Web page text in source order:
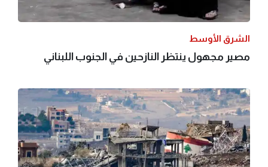
الشرق الأوسط
مصير مجهول ينتظر النازحين في الجنوب اللبناني